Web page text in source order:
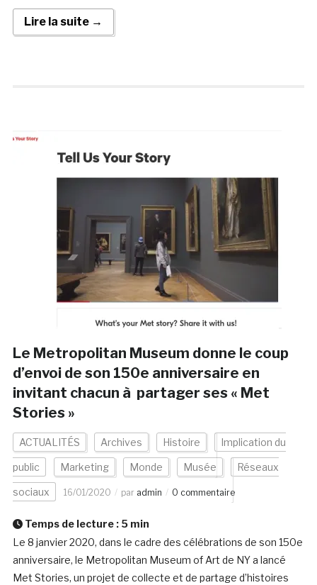
Lire la suite →
Le Metropolitan Museum donne le coup
d’envoi de son 150e anniversaire en
invitant chacun à partager ses « Met
Stories »
ACTUALITÉS Archives Histoire Implication du
public Marketing Monde Musée Réseaux
sociaux 16/01/2020 par admin 0 commentaire
Temps de lecture : 5 min
Le 8 janvier 2020, dans le cadre des célébrations de son 150e
anniversaire, le Metropolitan Museum of Art de NY a lancé
Met Stories, un projet de collecte et de partage d’histoires